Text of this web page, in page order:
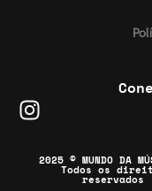
2025 © MUNDO DA
Todos os
reservados